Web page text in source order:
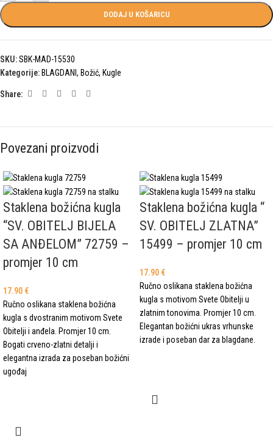
DODAJ U KOŠARICU
SKU:SBK-MAD-15530
Kategorije: BLAGDANI , Božić, Kugle
Share:
Povezani proizvodi
Staklena božićna kugla
“SV. OBITELJ BIJELA
SA ANĐELOM” 72759 –
promjer 10 cm
17.90 €
Ručno oslikana staklena božićna
kugla s dvostranim motivom Svete
Obitelji i anđela. Promjer 10 cm.
Bogati crveno-zlatni detalji i
elegantna izrada za poseban božićni
ugođaj
Staklena božićna kugla “
SV. OBITELJ ZLATNA”
15499 – promjer 10 cm
17.90 €
Ručno oslikana staklena božićna
kugla s motivom Svete Obitelji u
zlatnim tonovima. Promjer 10 cm.
Elegantan božićni ukras vrhunske
izrade i poseban dar za blagdane.